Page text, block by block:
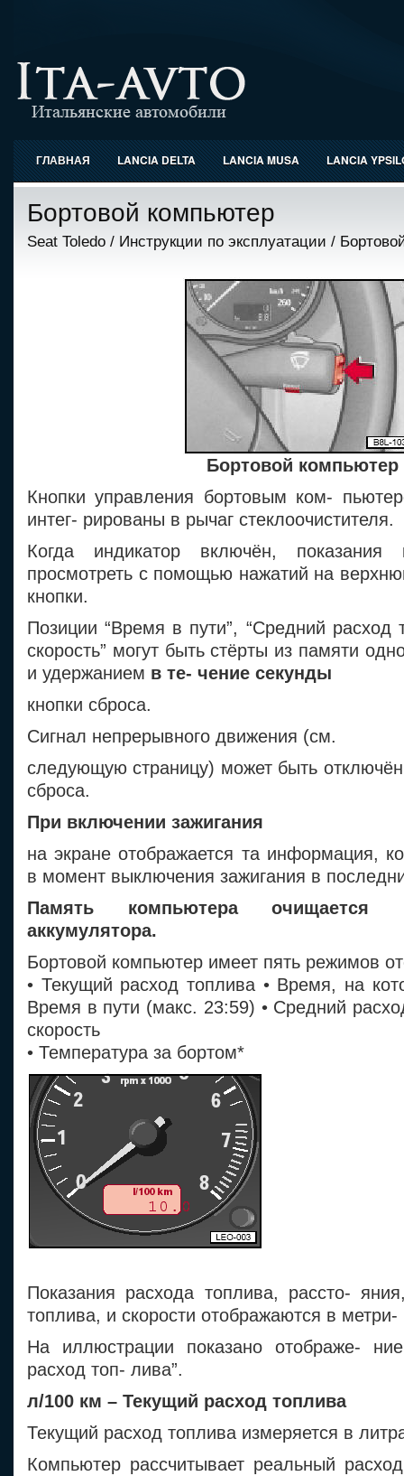
ГЛАВНАЯ LANCIA DELTA LANCIA MUSA LANCIA
Бортовой компьютер
Seat Toledo / Инструкции по эксплуатации /
Бортовой компьютер
Кнопки управления бортовым ком-
интег- рированы в рычаг стеклоочистителя.
Когда индикатор включён, показания
просмотреть с помощью нажатий на
кнопки.
Позиции “Время в пути”, “Средний расход
скорость” могут быть стёрты из памяти
и удержанием в те- чение секунды
кнопки сброса.
Сигнал непрерывного движения (см.
следующую страницу) может быть
сброса.
При включении зажигания
на экране отображается та информация,
в момент выключения зажигания в
Память компьютера очищается
аккумулятора.
Бортовой компьютер имеет пять режимов
• Текущий расход топлива • Время, на
Время в пути (макс. 23:59) • Средний
скорость
• Температура за бортом*
Показания расхода топлива, рассто-
топлива, и скорости отображаются в метри-
На иллюстрации показано отображе-
расход топ- лива”.
л/100 км – Текущий расход топлива
Текущий расход топлива измеряется в
Компьютер рассчитывает реальный